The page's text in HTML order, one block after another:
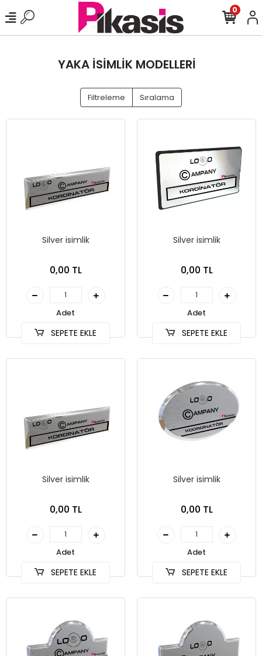
0
YAKA İSİMLİK MODELLERİ
Filtreleme Sıralama
Silver isimlik
0,00 TL
Adet
SEPETE EKLE
Silver isimlik
0,00 TL
Adet
SEPETE EKLE
Silver isimlik
0,00 TL
Adet
SEPETE EKLE
Silver isimlik
0,00 TL
Adet
SEPETE EKLE